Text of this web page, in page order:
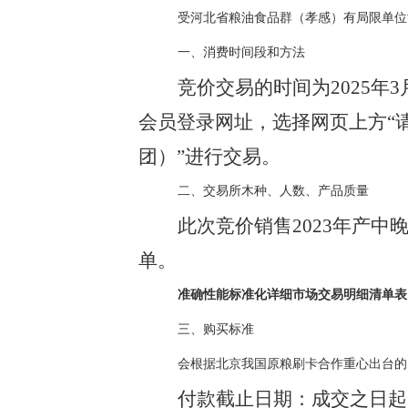
受河北省粮油食品群（孝感）有局限单
一、消费时间段和方法
竞价交易的时间为2025年
会员登录网址 ，选择网页上方
团）”进行交易。
二、交易所木种、人数、产品质量
此次竞价销售2023年产中
单。
准确性能标准化详细市场交易明细清单
三、购买标准
会根据北京我国原粮刷卡合作重心出台
付款截止日期：成交之日